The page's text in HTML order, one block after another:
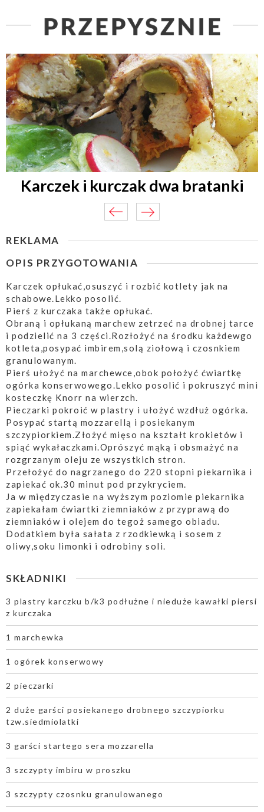
Karczek i kurczak dwa bratanki
REKLAMA
OPIS PRZYGOTOWANIA
Karczek opłukać,osuszyć i rozbić kotlety jak na
schabowe.Lekko posolić.
Pierś z kurczaka także opłukać.
Obraną i opłukaną marchew zetrzeć na drobnej tarce
i podzielić na 3 części.Rozłożyć na środku każdewgo
kotleta,posypać imbirem,solą ziołową i czosnkiem
granulowanym.
Pierś ułożyć na marchewce,obok położyć ćwiartkę
ogórka konserwowego.Lekko posolić i pokruszyć mini
kosteczkę Knorr na wierzch.
Pieczarki pokroić w plastry i ułożyć wzdłuż ogórka.
Posypać startą mozzarellą i posiekanym
szczypiorkiem.Złożyć mięso na kształt krokietów i
spiąć wykałaczkami.Oprószyć mąką i obsmażyć na
rozgrzanym oleju ze wszystkich stron.
Przełożyć do nagrzanego do 220 stopni piekarnika i
zapiekać ok.30 minut pod przykryciem.
Ja w międzyczasie na wyższym poziomie piekarnika
zapiekałam ćwiartki ziemniaków z przyprawą do
ziemniaków i olejem do tegoż samego obiadu.
Dodatkiem była sałata z rzodkiewką i sosem z
oliwy,soku limonki i odrobiny soli.
SKŁADNIKI
3 plastry karczku b/k3 podłużne i nieduże kawałki piersi
z kurczaka
1 marchewka
1 ogórek konserwowy
2 pieczarki
2 duże garści posiekanego drobnego szczypiorku
tzw.siedmiolatki
3 garści startego sera mozzarella
3 szczypty imbiru w proszku
3 szczypty czosnku granulowanego